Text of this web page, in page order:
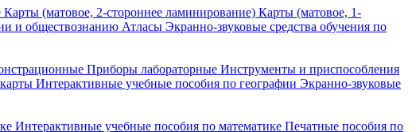
Карты (матовое, 2-стороннее ламинирование) Карты (матовое, 1-
и обществознанию Атласы Экранно-звуковые средства обучения по
Приборы лабораторные Инструменты и приспособления
Интерактивные учебные пособия по географии Экранно-звуковые
Интерактивные учебные пособия по математике Печатные пособия по